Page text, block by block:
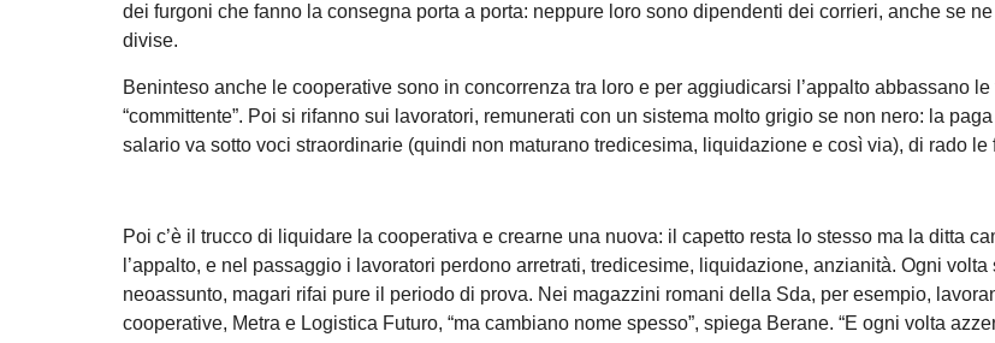
dei furgoni che fanno la consegna porta a porta: neppure loro sono dipendenti dei corrieri, anche se
divise.
Beninteso anche le cooperative sono in concorrenza tra loro e per aggiudicarsi l’appalto abbassano le
“committente”. Poi si rifanno sui lavoratori, remunerati con un sistema molto grigio se non nero: la
salario va sotto voci straordinarie (quindi non maturano tredicesima, liquidazione e così via), di rado le
Poi c’è il trucco di liquidare la cooperativa e crearne una nuova: il capetto resta lo stesso ma la ditta
l’appalto, e nel passaggio i lavoratori perdono arretrati, tredicesime, liquidazione, anzianità. Ogni volta
neoassunto, magari rifai pure il periodo di prova. Nei magazzini romani della Sda, per esempio,
cooperative, Metra e Logistica Futuro, “ma cambiano nome spesso”, spiega Berane. “E ogni volta